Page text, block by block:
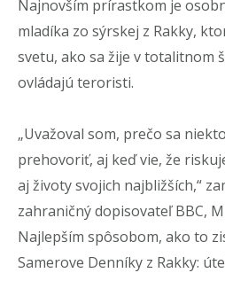
Najnovším prírastkom je
mladíka zo sýrskej z Rakky,
svetu, ako sa žije v totalitnom
ovládajú teroristi.
„Uvažoval som, prečo sa
prehovoriť, aj keď vie, že
aj životy svojich najbližších,“
zahraničný dopisovateľ BBC,
Najlepším spôsobom, ako to
Samerove Denníky z Rakky: